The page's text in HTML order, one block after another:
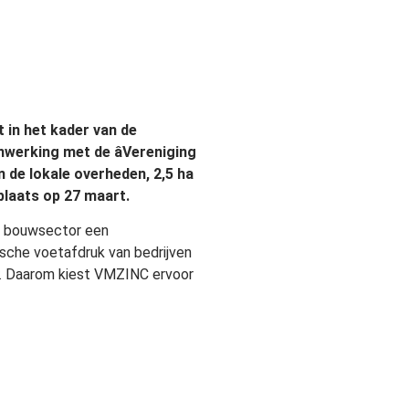
in het kader van de
met de âVereniging
de lokale overheden, 2,5 ha
op 27 maart.
bouwsector een
voetafdruk van bedrijven
kiest VMZINC ervoor